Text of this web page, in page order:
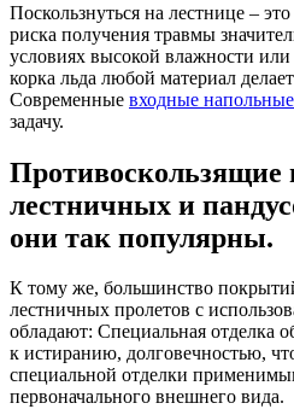
Поскользнуться на лестнице –
риска получения травмы
условиях высокой влажности
корка льда любой материал
Современные входные
задачу.
Противоскользящие
лестничных и
они так популярны.
К тому же, большинство
лестничных пролетов с
обладают: Специальная отделка
к истиранию, долговечностью,
специальной отделки
первоначального внешнего вида.